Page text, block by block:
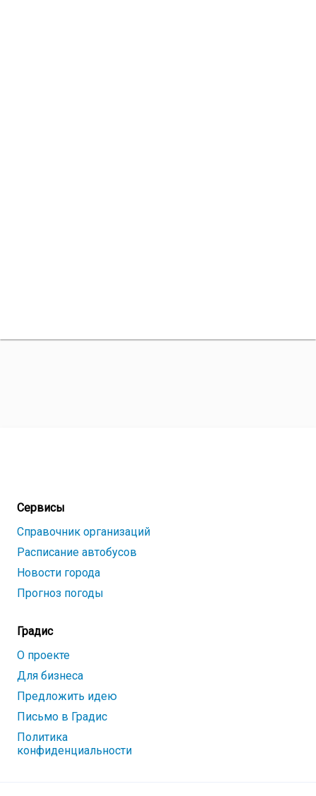
Сервисы
Справочник организаций
Расписание автобусов
Новости города
Прогноз погоды
Градис
О проекте
Для бизнеса
Предложить идею
Письмо в Градис
Политика
конфиденциальности